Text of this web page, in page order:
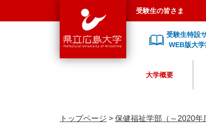
島
大
受験生の皆さま
受験生特設
WEB版大
大学概要
トップページ > 保健福祉学部（～2020年